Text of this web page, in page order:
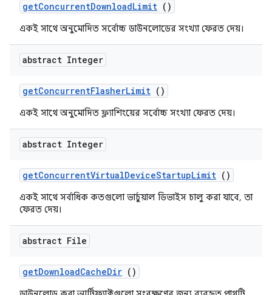
getConcurrentDownloadLimit ()
একই সাথে অনুমোদিত সর্বোচ্চ ডাউনলোডের সংখ্যা ফেরত দেয়।
abstract Integer
getConcurrentFlasherLimit ()
একই সাথে অনুমোদিত ফ্ল্যাশিংয়ের সর্বোচ্চ সংখ্যা ফেরত দেয়।
abstract Integer
getConcurrentVirtualDeviceStartupLimit ()
একই সাথে সর্বাধিক কতগুলো ভার্চুয়াল ডিভাইস চালু করা যাবে, তা
ফেরত দেয়।
abstract File
getDownloadCacheDir ()